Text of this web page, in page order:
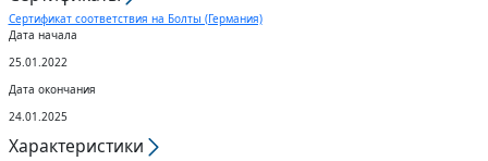
Спец.крепеж
Воздухо-распределители
Сертификат соответствия на Болты (Германия)
Дата начала
25.01.2022
Дата окончания
24.01.2025
Характеристики